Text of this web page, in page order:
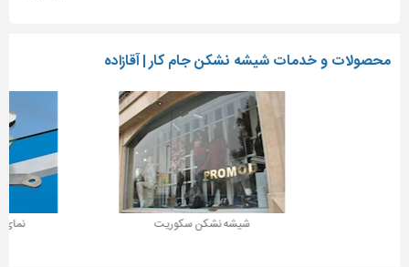
محصولات و خدمات شیشه نشکن جام کار | آقازاده
شیشه نشکن سکوریت نمای اسپایدر شیشه ای